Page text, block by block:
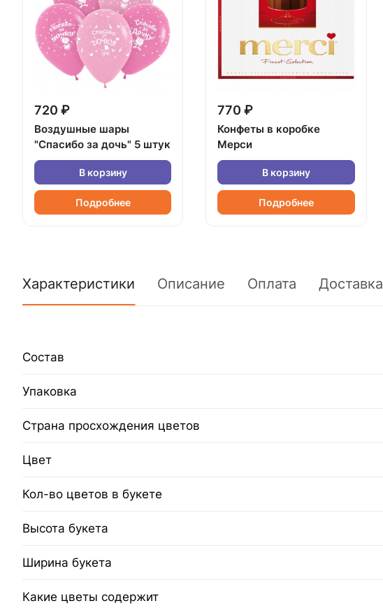
720 ₽
Воздушные шары
"Спасибо за дочь" 5 штук
В корзину
Подробнее
770 ₽
Конфеты в коробке
Мерси
В корзину
Подробнее
Характеристики Описание Оплата Доставка
Состав
Упаковка
Страна просхождения цветов
Цвет
Кол-во цветов в букете
Высота букета
Ширина букета
Какие цветы содержит